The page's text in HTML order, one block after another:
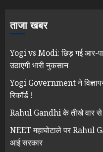
ताजा खबर
Yogi vs Modi: छिड़ गई आर-
उठाएगी भारी नुकसान
Yogi Government ने
रिकॉर्ड !
Rahul Gandhi के तीखे वार से
NEET महाघोटाले पर
आई सरकार